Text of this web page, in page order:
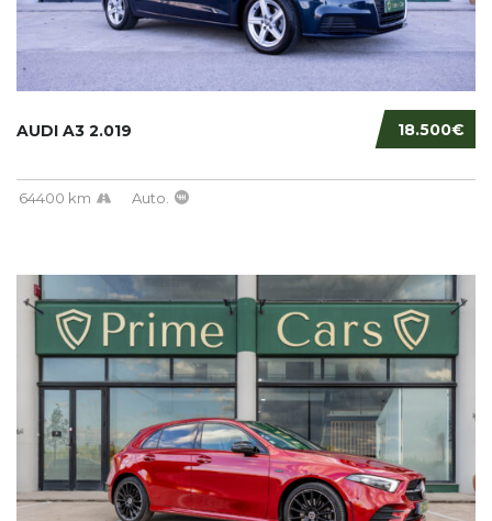
18.500€
AUDI A3 2.019
64400 km Auto.